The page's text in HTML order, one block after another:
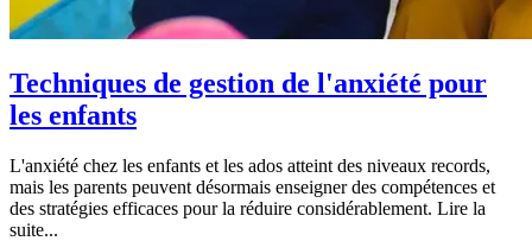
Techniques de gestion de l'anxiété pour
les enfants
L'anxiété chez les enfants et les ados atteint des niveaux records,
mais les parents peuvent désormais enseigner des compétences et
des stratégies efficaces pour la réduire considérablement. Lire la
suite...